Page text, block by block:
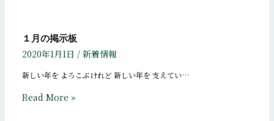
１月の掲示板
2020年1月1日 / 新着情報
新しい年を よろこぶけれど 新しい年を 支えてい…
Read More »